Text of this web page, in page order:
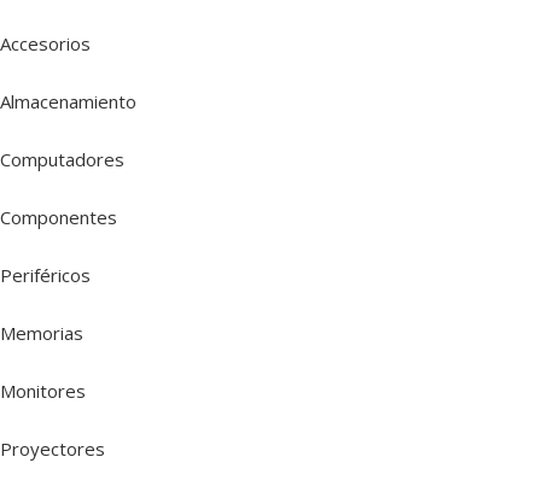
Accesorios
Almacenamiento
Computadores
Componentes
Periféricos
Memorias
Monitores
Proyectores